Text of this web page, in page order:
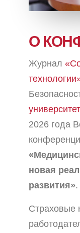
О
Журнал
университет
2026 года
новая
развития».
Страховые